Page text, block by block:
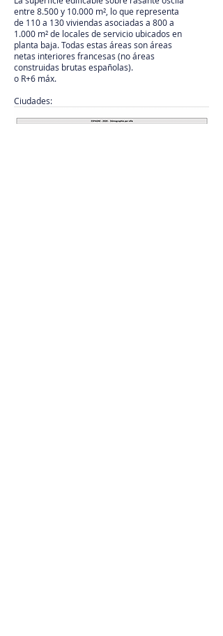
entre 8.500 y 10.000 m², lo que representa
de 110 a 130 viviendas asociadas a 800 a
1.000 m² de locales de servicio ubicados en
planta baja. Todas estas áreas son áreas
netas interiores francesas (no áreas
construidas brutas españolas).
o R+6 máx.
Ciudades: